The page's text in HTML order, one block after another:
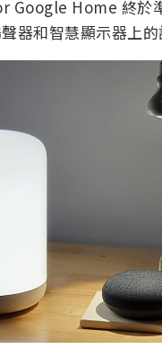
Google Home 終於
器和智慧顯示器上的